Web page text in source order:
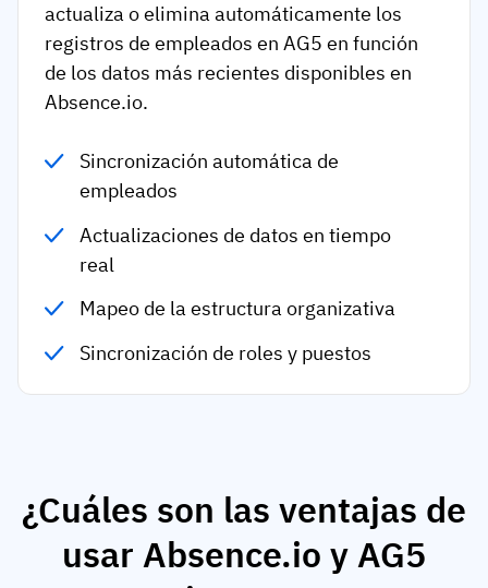
actualiza o elimina automáticamente los
registros de empleados en AG5 en función
de los datos más recientes disponibles en
Absence.io.
Sincronización automática de
empleados
Actualizaciones de datos en tiempo
real
Mapeo de la estructura organizativa
Sincronización de roles y puestos
¿Cuáles son las ventajas de
usar Absence.io y AG5